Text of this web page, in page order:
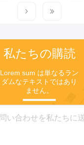
私たちの購読
Lorem sum は単なるラン
ダムなテキストではあり
ません。